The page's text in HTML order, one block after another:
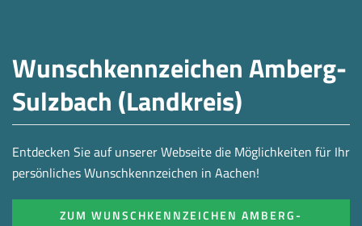
Wunschkennzeichen Amberg-
Sulzbach (Landkreis)
Entdecken Sie auf unserer Webseite die Möglichkeiten für Ihr
persönliches Wunschkennzeichen in Aachen!
ZUM WUNSCHKENNZEICHEN AMBERG-